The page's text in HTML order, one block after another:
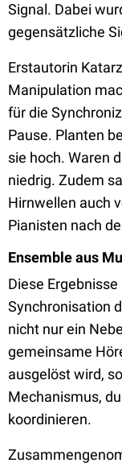
Signal. Dabei
gegensätzliche
Erstautorin
Manipulation
für die
Pause. Planten
sie hoch. Waren
niedrig. Zudem
Hirnwellen auch
Pianisten nach
Ensemble aus
Diese
Synchronisation
nicht nur ein
gemeinsame
ausgelöst wird,
Mechanismus,
koordinieren.